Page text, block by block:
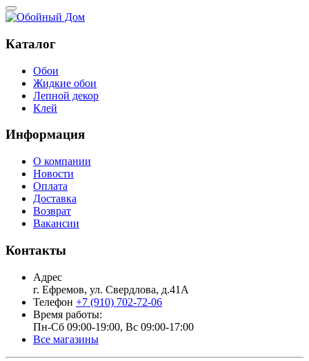
Каталог
Обои
Жидкие обои
Лепной декор
Клей
Информация
О компании
Новости
Оплата
Доставка
Возврат
Вакансии
Контакты
Адрес
г. Ефремов, ул. Свердлова, д.41А
Телефон +7 (910) 702-72-06
Время работы:
Пн-Сб 09:00-19:00, Вс 09:00-17:00
Все магазины